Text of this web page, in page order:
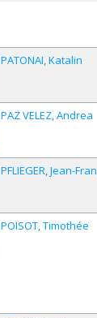
PATONAI Katalin
PAZ VELEZ Andrea
PFLIEGER Jean-
POISOT Timothée